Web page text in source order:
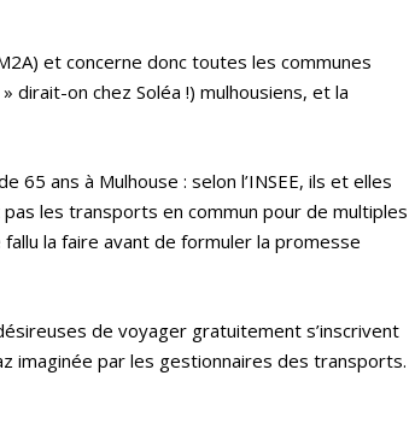
et concerne donc toutes les communes
dirait-on chez Soléa !) mulhousiens, et la
ans à Mulhouse : selon l’INSEE, ils et elles
les transports en commun pour de multiples
la faire avant de formuler la promesse
de voyager gratuitement s’inscrivent
imaginée par les gestionnaires des transports.